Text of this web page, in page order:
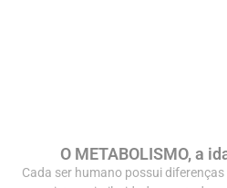
O METABOLISMO, a
Cada ser humano possui